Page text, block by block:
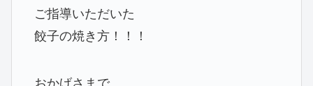
ご指導いただいた
餃子の焼き方！！！
おかげさまで